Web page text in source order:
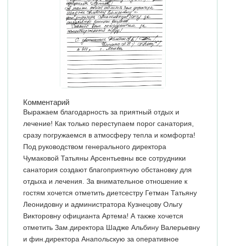
Комментарий
Выражаем благодарность за приятный отдых и
лечение! Как только переступаем порог санатория,
сразу погружаемся в атмосферу тепла и комфорта!
Под руководством генерального директора
Чумаковой Татьяны Арсентьевны все сотрудники
санатория создают благоприятную обстановку для
отдыха и лечения. За внимательное отношение к
гостям хочется отметить диетсестру Гетман Татьяну
Леонидовну и администратора Кузнецову Ольгу
Викторовну официанта Артема! А также хочется
отметить Зам.директора Шадже Альбину Валерьевну
и фин.директора Анапольскую за оперативное